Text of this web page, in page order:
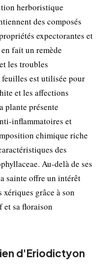
herboristique
des composés
expectorantes et
fait un remède
les troubles
est utilisée pour
et les affections
plante présente
inflammatoires et
chimique riche
des
Au-delà de ses
sainte offre un intérêt
grâce à son
sa floraison
d'Eriodictyon